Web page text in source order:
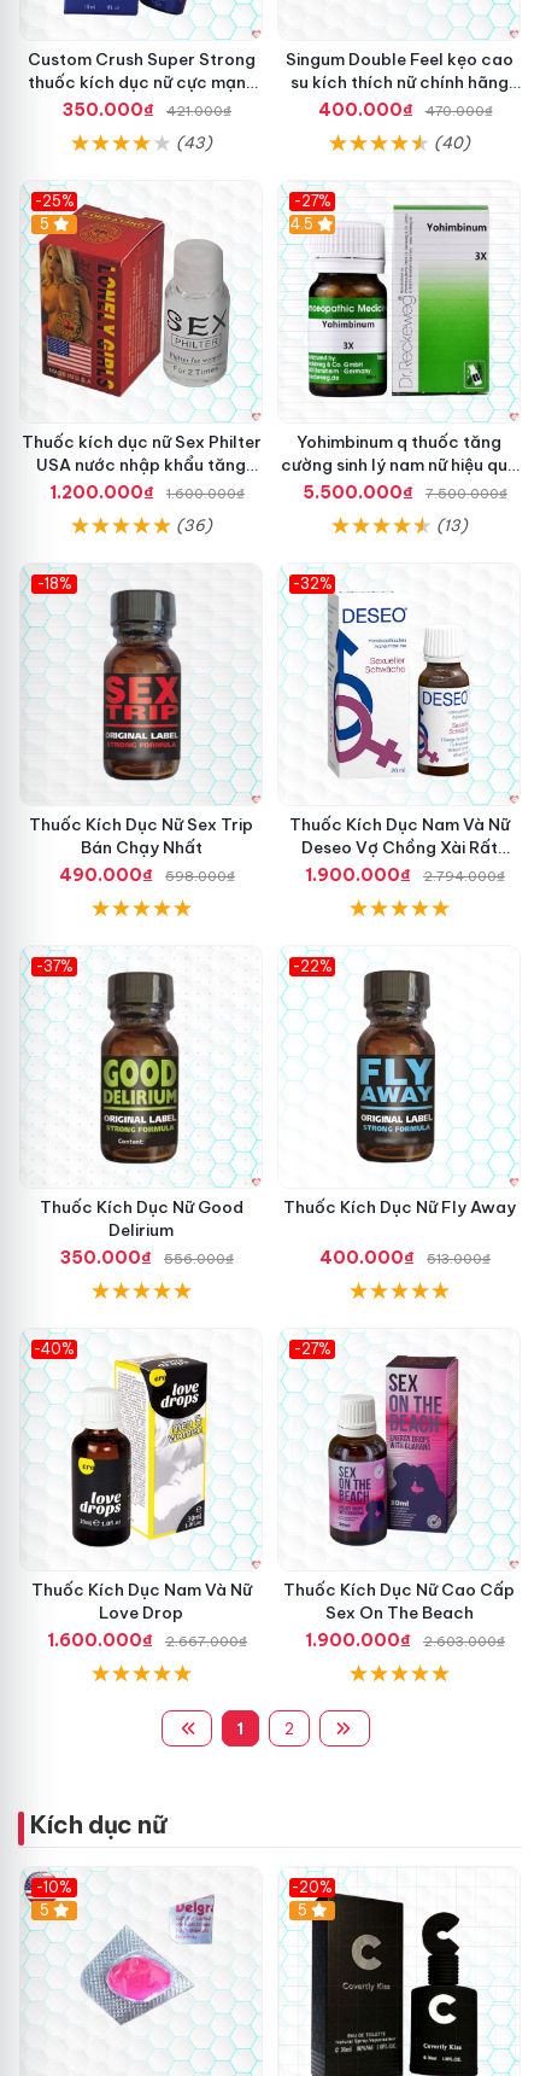
Custom Crush Super Strong
thuốc kích dục nữ cực mạnh
dạng nước chính hãng Mỹ
350.000₫ 421.000₫
(43)
Singum Double Feel kẹo cao
su kích thích nữ chính hãng
Mỹ hấp dẫn
400.000₫ 470.000₫
(40)
-25%
5
Thuốc kích dục nữ Sex Philter
USA nước nhập khẩu tăng
khoái cảm
1.200.000₫ 1.600.000₫
(36)
-27%
4.5
Yohimbinum q thuốc tăng
cường sinh lý nam nữ hiệu quả
20g
5.500.000₫ 7.500.000₫
(13)
-18%
Thuốc Kích Dục Nữ Sex Trip
Bán Chạy Nhất
490.000₫
598.000₫
-32%
Thuốc Kích Dục Nam Và Nữ
Deseo Vợ Chồng Xài Rất
Nhiều
1.900.000₫ 2.794.000₫
-37%
Thuốc Kích Dục Nữ Good
Delirium
350.000₫
556.000₫
-22%
Thuốc Kích Dục Nữ Fly Away
400.000₫ 513.000₫
-40%
Thuốc Kích Dục Nam Và Nữ
Love Drop
1.600.000₫
2.667.000₫
-27%
Thuốc Kích Dục Nữ Cao Cấp
Sex On The Beach
1.900.000₫
2.603.000₫
1 2
Kích dục nữ
-10%
5
-20%
5